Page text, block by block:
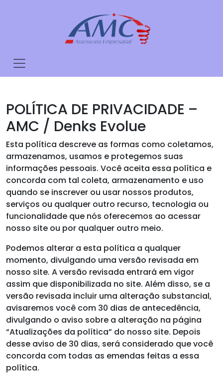
POLÍTICA DE PRIVACIDADE –
AMC / Denks Evolue
Esta política descreve as formas como coletamos,
armazenamos, usamos e protegemos suas
informações pessoais. Você aceita essa política e
concorda com tal coleta, armazenamento e uso
quando se inscrever ou usar nossos produtos,
serviços ou qualquer outro recurso, tecnologia ou
funcionalidade que nós oferecemos ao acessar
nosso site ou por qualquer outro meio.
Podemos alterar a esta política a qualquer
momento, divulgando uma versão revisada em
nosso site. A versão revisada entrará em vigor
assim que disponibilizada no site. Além disso, se a
versão revisada incluir uma alteração substancial,
avisaremos você com 30 dias de antecedência,
divulgando o aviso sobre a alteração na página
“Atualizações da política” do nosso site. Depois
desse aviso de 30 dias, será considerado que você
concorda com todas as emendas feitas a essa
política.